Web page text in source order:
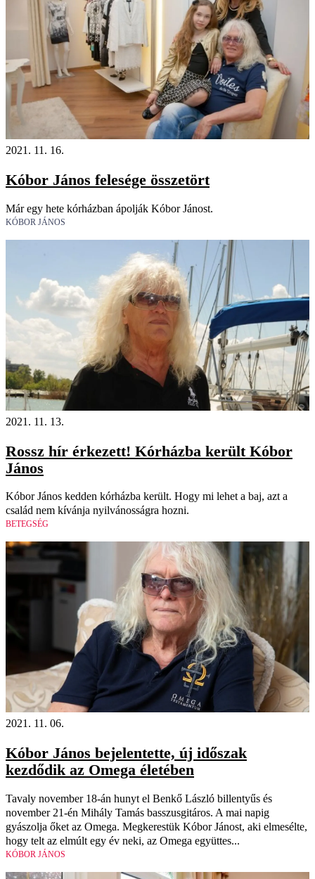
2021. 11. 16.
Kóbor János felesége összetört
Már egy hete kórházban ápolják Kóbor Jánost.
KÓBOR JÁNOS
2021. 11. 13.
Rossz hír érkezett! Kórházba került Kóbor
János
Kóbor János kedden kórházba került. Hogy mi lehet a baj, azt a
család nem kívánja nyilvánosságra hozni.
BETEGSÉG
2021. 11. 06.
Kóbor János bejelentette, új időszak
kezdődik az Omega életében
Tavaly november 18-án hunyt el Benkő László billentyűs és
november 21-én Mihály Tamás basszusgitáros. A mai napig
gyászolja őket az Omega. Megkerestük Kóbor Jánost, aki elmesélte,
hogy telt az elmúlt egy év neki, az Omega együttes...
KÓBOR JÁNOS